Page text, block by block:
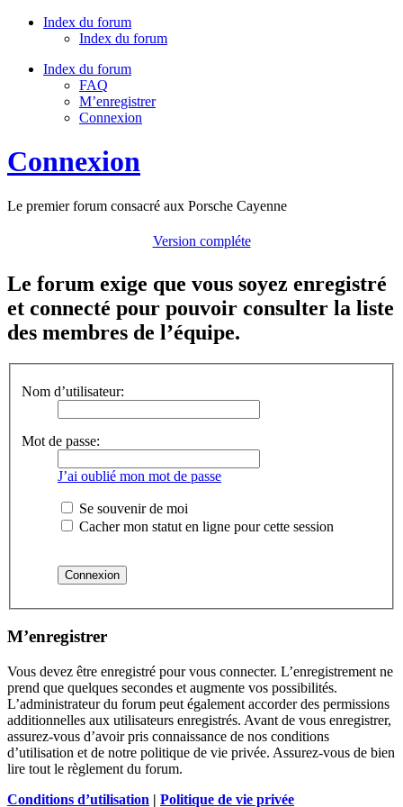
Index du forum
Index du forum
Index du forum
FAQ
M’enregistrer
Connexion
Connexion
Le premier forum consacré aux Porsche Cayenne
Version compléte
Le forum exige que vous soyez enregistré
et connecté pour pouvoir consulter la liste
des membres de l’équipe.
Nom d’utilisateur:
Mot de passe:
J’ai oublié mon mot de passe
Se souvenir de moi
Cacher mon statut en ligne pour cette session
M’enregistrer
Vous devez être enregistré pour vous connecter. L’enregistrement ne
prend que quelques secondes et augmente vos possibilités.
L’administrateur du forum peut également accorder des permissions
additionnelles aux utilisateurs enregistrés. Avant de vous enregistrer,
assurez-vous d’avoir pris connaissance de nos conditions
d’utilisation et de notre politique de vie privée. Assurez-vous de bien
lire tout le règlement du forum.
Conditions d’utilisation | Politique de vie privée